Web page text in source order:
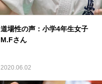
道場性の声：小学4年生女子
M.Fさん
2020.06.02